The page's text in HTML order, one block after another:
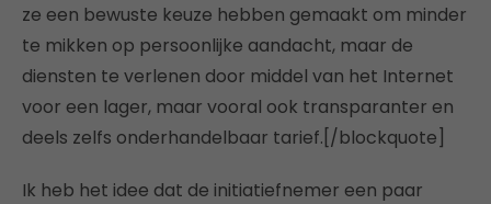
ze een bewuste keuze hebben gemaakt om minder
te mikken op persoonlijke aandacht, maar de
diensten te verlenen door middel van het Internet
voor een lager, maar vooral ook transparanter en
deels zelfs onderhandelbaar tarief.[/blockquote]
Ik heb het idee dat de initiatiefnemer een paar